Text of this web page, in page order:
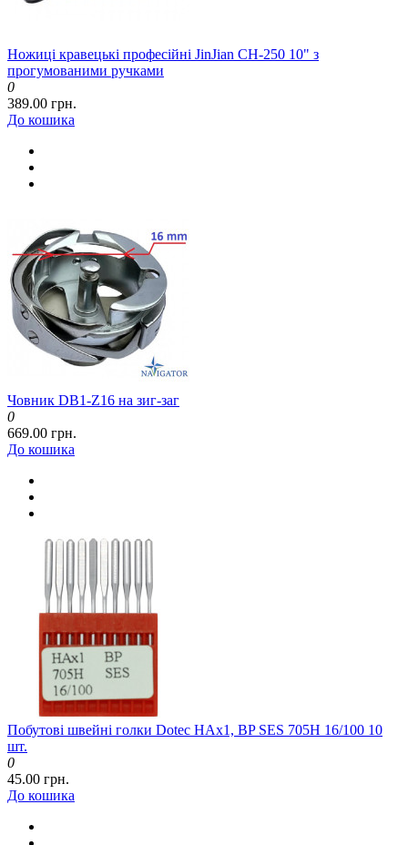
Ножиці кравецькі професійні JinJian CH-250 10" з
прогумованими ручками
0
389.00 грн.
До кошика
Човник DB1-Z16 на зиг-заг
0
669.00 грн.
До кошика
Побутові швейні голки Dotec HAx1, BP SES 705H 16/100 10
шт.
0
45.00 грн.
До кошика